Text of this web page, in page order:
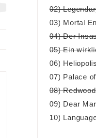
02)
03) Mortal
04) Der
05) Ein
06) Heliopolis
07) Palace
08)
09) Dear
10)